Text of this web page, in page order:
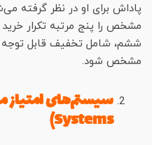
پاداش برای او در نظر گرفته
مشخص را پنج مرتبه تکرار
ششم، شامل تخفیف قابل توجه
مشخص شود.
Systems)